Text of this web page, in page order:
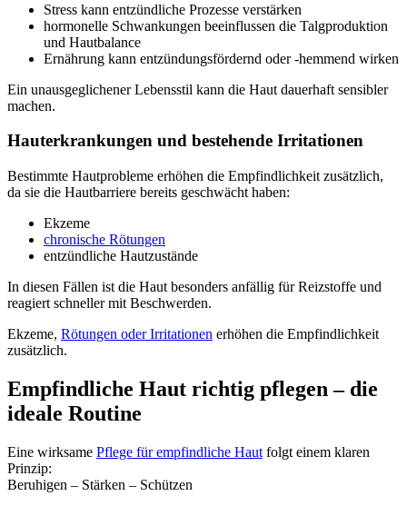
Stress kann entzündliche Prozesse verstärken
hormonelle Schwankungen beeinflussen die Talgproduktion
und Hautbalance
Ernährung kann entzündungsfördernd oder -hemmend wirken
Ein unausgeglichener Lebensstil kann die Haut dauerhaft sensibler
machen.
Hauterkrankungen und bestehende Irritationen
Bestimmte Hautprobleme erhöhen die Empfindlichkeit zusätzlich,
da sie die Hautbarriere bereits geschwächt haben:
Ekzeme
chronische Rötungen
entzündliche Hautzustände
In diesen Fällen ist die Haut besonders anfällig für Reizstoffe und
reagiert schneller mit Beschwerden.
Ekzeme, Rötungen oder Irritationen erhöhen die Empfindlichkeit
zusätzlich.
Empfindliche Haut richtig pflegen – die
ideale Routine
Eine wirksame Pflege für empfindliche Haut folgt einem klaren
Prinzip:
Beruhigen – Stärken – Schützen